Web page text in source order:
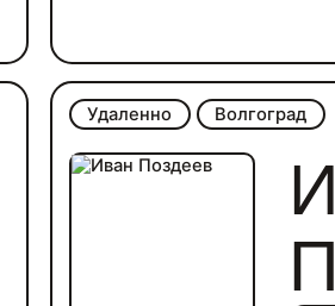
Удаленно Волгоград